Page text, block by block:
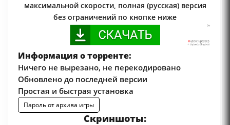
максимальной скорости, полная (русская) версия
без ограничений по кнопке ниже
Информация о торренте:
Ничего не вырезано, не перекодировано
Обновлено до последней версии
Простая и быстрая установка
Пароль от архива игры
Скриншоты: